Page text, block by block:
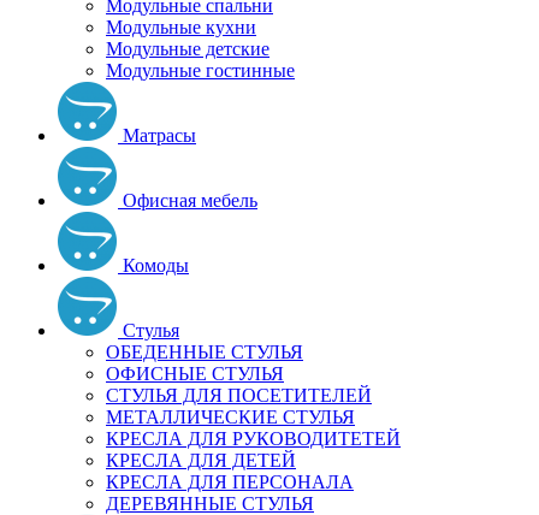
Модульные спальни
Модульные кухни
Модульные детские
Модульные гостинные
Матрасы
Офисная мебель
Комоды
Стулья
ОБЕДЕННЫЕ СТУЛЬЯ
ОФИСНЫЕ СТУЛЬЯ
СТУЛЬЯ ДЛЯ ПОСЕТИТЕЛЕЙ
МЕТАЛЛИЧЕСКИЕ СТУЛЬЯ
КРЕСЛА ДЛЯ РУКОВОДИТЕТЕЙ
КРЕСЛА ДЛЯ ДЕТЕЙ
КРЕСЛА ДЛЯ ПЕРСОНАЛА
ДЕРЕВЯННЫЕ СТУЛЬЯ